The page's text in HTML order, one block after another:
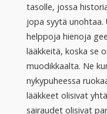
tasolle, jossa
jopa syytä unohtaa.
helppoja hienoja
lääkkeitä, koska se
muodikkaalta. Ne
nykypuheessa
lääkkeet olisivat
sairaudet olisivat